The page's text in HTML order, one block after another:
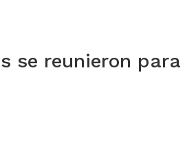
se reunieron